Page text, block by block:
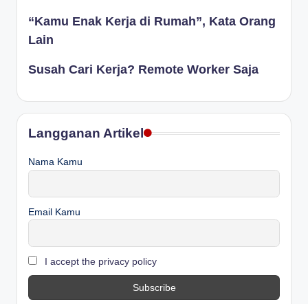
“Kamu Enak Kerja di Rumah”, Kata Orang
Lain
Susah Cari Kerja? Remote Worker Saja
Langganan Artikel
Nama Kamu
Email Kamu
I accept the privacy policy